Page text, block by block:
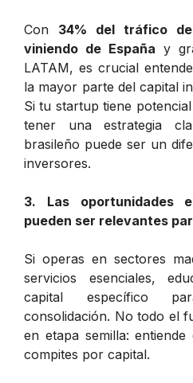
Con 34% del tráfico
viniendo de España y
LATAM, es crucial
la mayor parte del capital
Si tu startup tiene
tener una estrategia
brasileño puede ser un
inversores.
3. Las oportunidades
pueden ser relevantes
Si operas en sectores
servicios esenciales,
capital específico
consolidación. No todo el
en etapa semilla:
compites por capital.